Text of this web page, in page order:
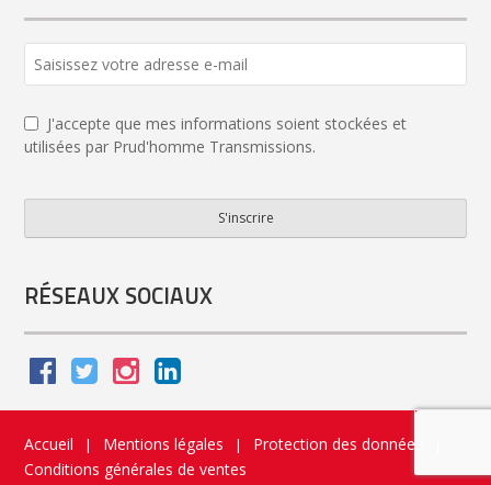
Address *
J'accepte que mes informations soient stockées et
utilisées par Prud'homme Transmissions.
S'inscrire
RÉSEAUX SOCIAUX
Accueil | Mentions légales | Protection des données
Conditions générales de ventes